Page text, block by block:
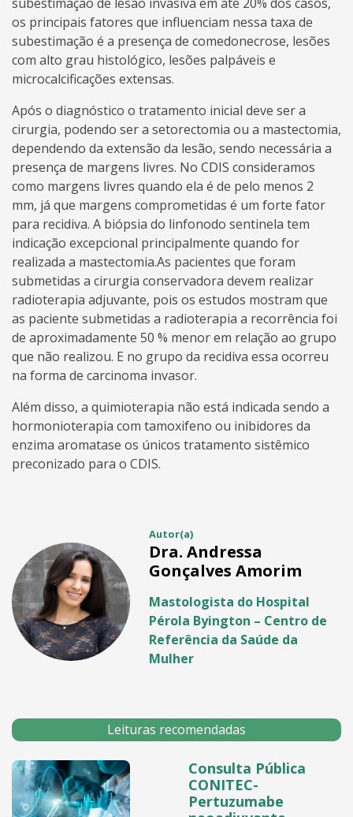
os principais fatores que influenciam nessa taxa de
subestimação é a presença de comedonecrose, lesões
com alto grau histológico, lesões palpáveis e
microcalcificações extensas.
Após o diagnóstico o tratamento inicial deve ser a
cirurgia, podendo ser a setorectomia ou a mastectomia,
dependendo da extensão da lesão, sendo necessária a
presença de margens livres. No CDIS consideramos
como margens livres quando ela é de pelo menos 2
mm, já que margens comprometidas é um forte fator
para recidiva. A biópsia do linfonodo sentinela tem
indicação excepcional principalmente quando for
realizada a mastectomia.As pacientes que foram
submetidas a cirurgia conservadora devem realizar
radioterapia adjuvante, pois os estudos mostram que
as paciente submetidas a radioterapia a recorrência foi
de aproximadamente 50 % menor em relação ao grupo
que não realizou. E no grupo da recidiva essa ocorreu
na forma de carcinoma invasor.
Além disso, a quimioterapia não está indicada sendo a
hormonioterapia com tamoxifeno ou inibidores da
enzima aromatase os únicos tratamento sistêmico
preconizado para o CDIS.
Autor(a)
Dra. Andressa
Gonçalves Amorim
Mastologista do Hospital
Pérola Byington – Centro de
Referência da Saúde da
Mulher
Leituras recomendadas
Consulta Pública
CONITEC-
Pertuzumabe